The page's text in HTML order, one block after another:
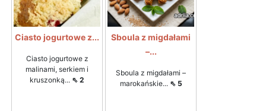
Ciasto jogurtowe z...
Ciasto jogurtowe z
malinami, serkiem i
kruszonką... ⇖ 2
Sboula z migdałami
–...
Sboula z migdałami –
marokańskie... ⇖ 5